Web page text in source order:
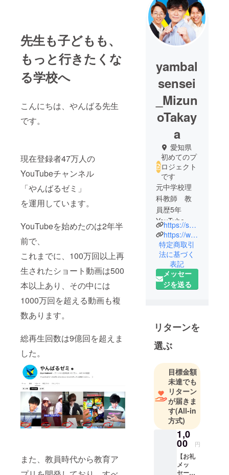
先生も子どもも、
もっと行きたくな
る学校へ
こんにちは、やんばる先生
です。
現在登録者47万人の
YouTubeチャンネル
「やんばるゼミ」
を運用しています。
YouTubeを始めたのは2年半
前で、
これまでに、100万回以上再
生されたショート動画は500
本以上あり、その中には
1000万回を超える動画も複
数あります。
総再生回数は9億回を超えま
した。
また、教員時代から教育ア
yambal
sensei
_Mizun
oTakay
a
愛知県
初めてのプ
ロジェクト
です
元中学校理
科教師 教
員歴5年
YouTube「
やんばるゼ
ミ」 登録者
数47万人突
教育アプリ
多数開発
万突破
株式会社せ
んせい市
締役
https://senseiichiba.com/
https://www.youtube.com/channel/UCbikEJtfgTM3v0CFA8EV1mQ
特定商取引
法に基づく
表記
メッセー
ジを送る
リターンを
選ぶ
目標金額
未達でも
リターン
が届きま
す(All-in
方式)
1,0
00 円
【お礼
メッ
セー